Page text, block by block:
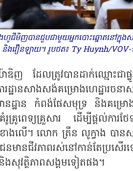
មិញបានជួបជាមួយអ្នកបោះឆ្នោតនៅក្នុង
វឿនឡាយ។ រូបថត៖ Ty Huynh/
ដែលត្រូវបានដាក់ឈ្មោះជាផ្លូ
ាងសង់គម្រោងហេដ្ឋារចនាសម្
យានដ្ឋាន កំពង់ផែសមុទ្រ និងគម្
េទ្យគ្រួសារ ដើម្បីផ្តល់ការថែ
ខាងលើ។ លោក ត្រឹន លូក្វាង បាន
មានជីវភាពរស់នៅកាន់តែប្រសើ
និងសុវត្ថិភាពសង្គមទៀតផង។